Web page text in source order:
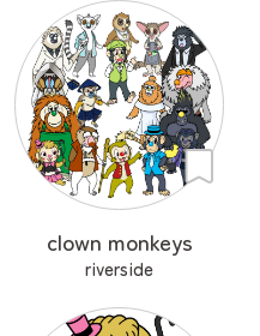
clown monkeys
riverside